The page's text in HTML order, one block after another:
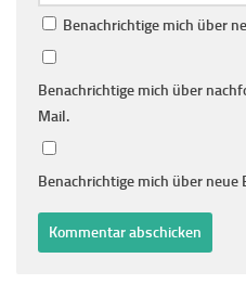
Benachrichtige mich über
Benachrichtige mich über
Mail.
Benachrichtige mich über neue